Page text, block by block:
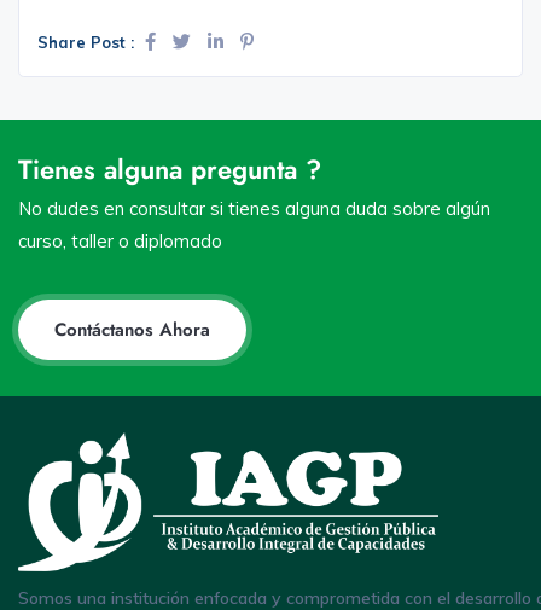
Share Post :
Tienes alguna pregunta ?
No dudes en consultar si tienes alguna duda sobre algún
curso, taller o diplomado
Contáctanos Ahora
Somos una institución enfocada y comprometida con el desarrollo